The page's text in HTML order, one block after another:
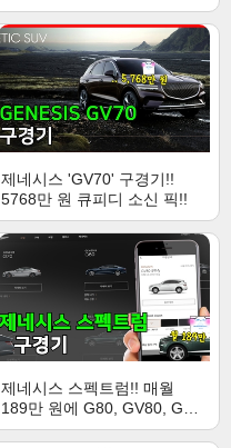
제네시스 'GV70' 구경기!!
5768만 원 큐피디 소신 픽!!
제네시스 스펙트럼!! 매월
189만 원에 G80, GV80, G70
을 자유롭게 이용할 수 있다